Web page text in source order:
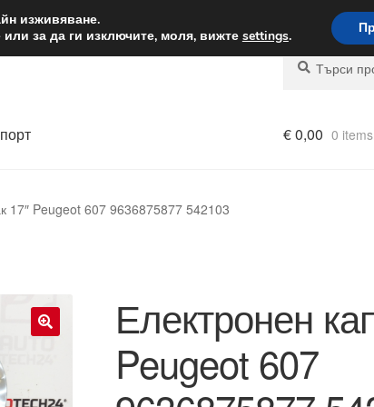
Доставка по целия свят
Търсене
Търсене
€0,00 0 items
17″ Peugeot 607 9636875877 542103
Електронен
Peugeot 607
изживяване.
за да ги изключите, моля, вижте settings.